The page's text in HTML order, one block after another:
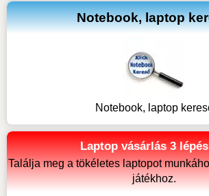
Notebook, laptop
Notebook, laptop
Laptop vásárlás 3
Találja meg a tökéletes laptopot
játékhoz.